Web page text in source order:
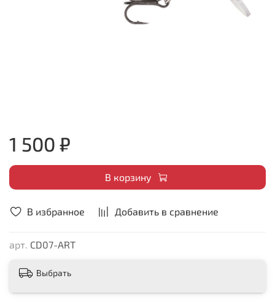
В избранное Добавить в сравнение
арт. CD07-ART
1 500 ₽
В корзину
Выбрать